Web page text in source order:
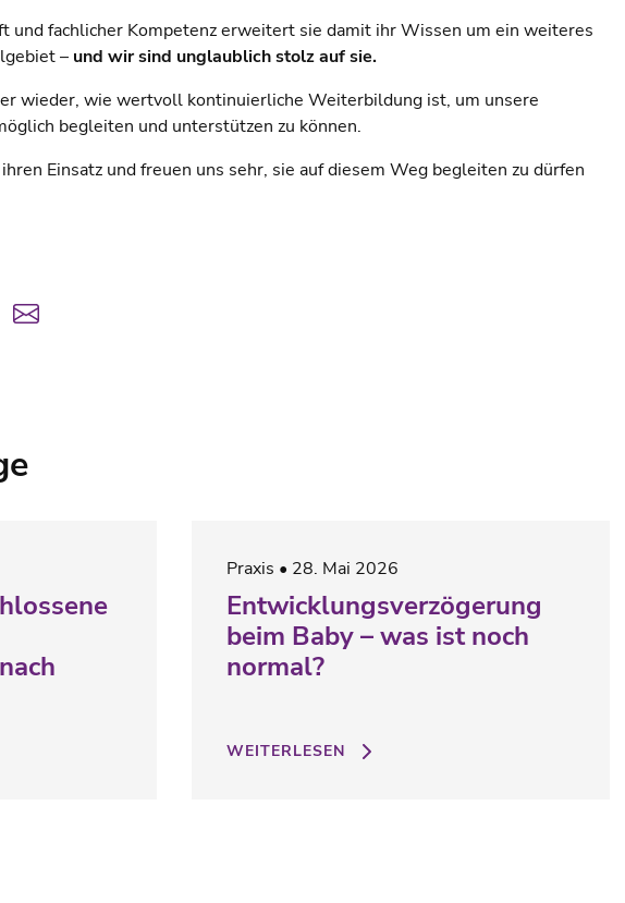
und fachlicher Kompetenz erweitert sie damit ihr Wissen um ein weiteres
– und wir sind unglaublich stolz auf sie.
wieder, wie wertvoll kontinuierliche Weiterbildung ist, um unsere
begleiten und unterstützen zu können.
Einsatz und freuen uns sehr, sie auf diesem Weg begleiten zu dürfen
Praxis 28. Mai 2026
Entwicklungsverzögerung
beim Baby – was ist noch
normal?
WEITERLESEN